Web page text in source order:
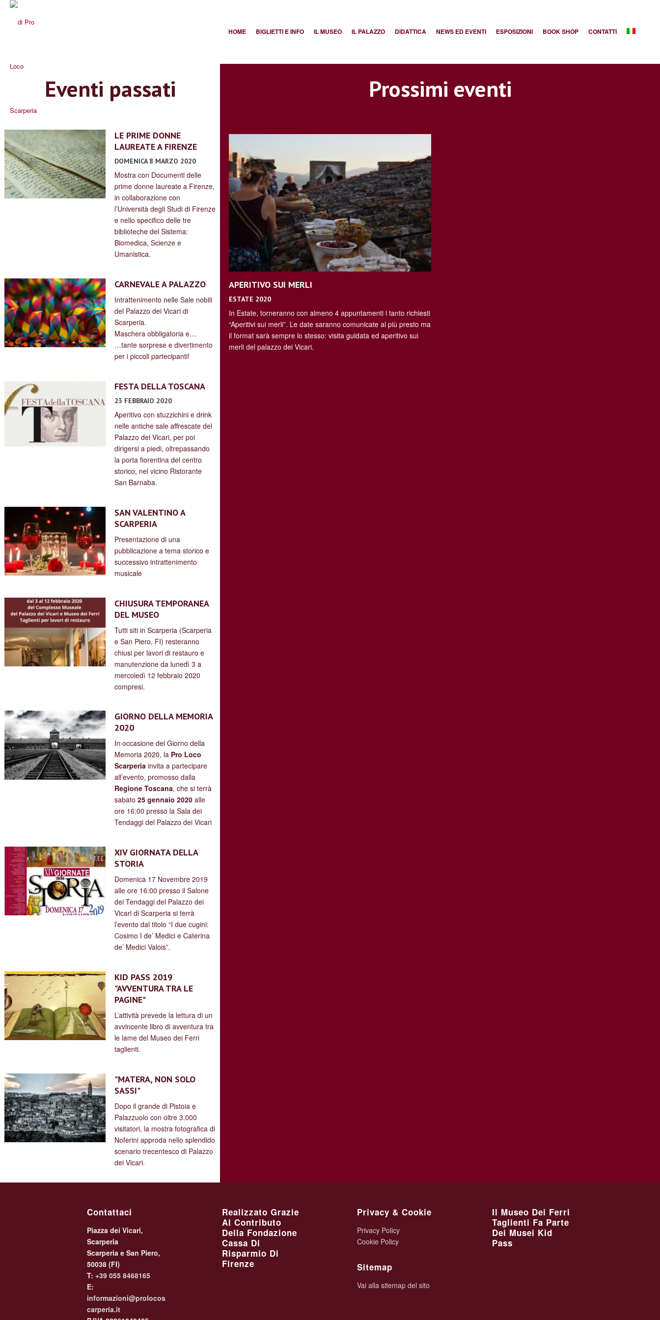
HOME BIGLIETTI E INFO IL MUSEO IL PALAZZO DIDATTICA NEWS ED EVENTI ESPOSIZIONI BOOK SHOP CONTATTI
Eventi passati
LE PRIME DONNE
LAUREATE A FIRENZE
DOMENICA 8 MARZO 2020
Mostra con Documenti delle
prime donne laureate a Firenze,
in collaborazione con
l’Università degli Studi di Firenze
e nello specifico delle tre
biblioteche del Sistema:
Biomedica, Scienze e
Umanistica.
CARNEVALE A PALAZZO
Intrattenimento nelle Sale nobili
del Palazzo dei Vicari di
Scarperia.
Maschera obbligatoria e…
…tante sorprese e divertimento
per i piccoli partecipanti!
FESTA DELLA TOSCANA
23 FEBBRAIO 2020
Aperitivo con stuzzichini e drink
nelle antiche sale affrescate del
Palazzo dei Vicari, per poi
dirigersi a piedi, oltrepassando
la porta fiorentina del centro
storico, nel vicino Ristorante
San Barnaba.
SAN VALENTINO A
SCARPERIA
Presentazione di una
pubblicazione a tema storico e
successivo intrattenimento
musicale
CHIUSURA TEMPORANEA
DEL MUSEO
Tutti siti in Scarperia (Scarperia
e San Piero, FI) resteranno
chiusi per lavori di restauro e
manutenzione da lunedì 3 a
mercoledì 12 febbraio 2020
compresi.
GIORNO DELLA MEMORIA
2020
In occasione del Giorno della
Memoria 2020, la Pro Loco
Scarperiainvita a partecipare
all’evento, promosso dalla
Regione Toscana, che si terrà
sabato 25 gennaio 2020alle
ore 16:00 presso la Sala dei
Tendaggi del Palazzo dei Vicari
XIV GIORNATA DELLA
STORIA
Domenica 17 Novembre 2019
alle ore 16:00 presso il Salone
dei Tendaggi del Palazzo dei
Vicari di Scarperia si terrà
l’evento dal titolo “I due cugini:
Cosimo I de’ Medici e Caterina
de’ Medici Valois”.
KID PASS 2019
"AVVENTURA TRA LE
PAGINE"
L’attività prevede la lettura di un
avvincente libro di avventura tra
le lame del Museo dei Ferri
taglienti.
"MATERA, NON SOLO
SASSI"
Dopo il grande di Pistoia e
Palazzuolo con oltre 3.000
visitatori, la mostra fotografica di
Noferini approda nello splendido
scenario trecentesco di Palazzo
dei Vicari.
Prossimi eventi
APERITIVO SUI MERLI
ESTATE 2020
In Estate, torneranno con almeno 4 appuntamenti i tanto richiesti
“Aperitivi sui merli”. Le date saranno comunicate al più presto ma
il format sarà sempre lo stesso: visita guidata ed aperitivo sui
merli del palazzo dei Vicari.
Contattaci
Piazza dei Vicari,
Scarperia
Scarperia e San Piero,
50038 (FI)
T: +39 055 8468165
E:
informazioni@prolocos
carperia.it
Realizzato Grazie
Al Contributo
Della Fondazione
Cassa Di
Risparmio Di
Firenze
Privacy & Cookie
Privacy Policy
Cookie Policy
Sitemap
Vai alla sitemap del sito
Il Museo Dei Ferri
Taglienti Fa Parte
Dei Musei Kid
Pass